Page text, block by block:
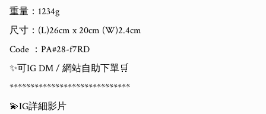
重量：1234g
尺寸：(L)26cm x 20cm (W)2.4cm
Code ：PA#28-f7RD
✨可IG DM / 網站自助下單🛒
*****************************
💫IG詳細影片